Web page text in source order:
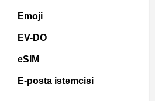
Emoji
EV-DO
eSIM
E-posta istemcisi